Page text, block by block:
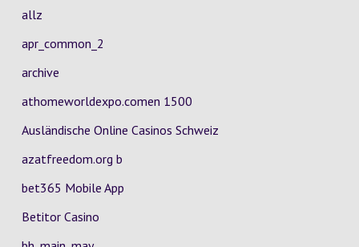
allz
apr_common_2
archive
athomeworldexpo.comen 1500
Ausländische Online Casinos Schweiz
azatfreedom.org b
bet365 Mobile App
Betitor Casino